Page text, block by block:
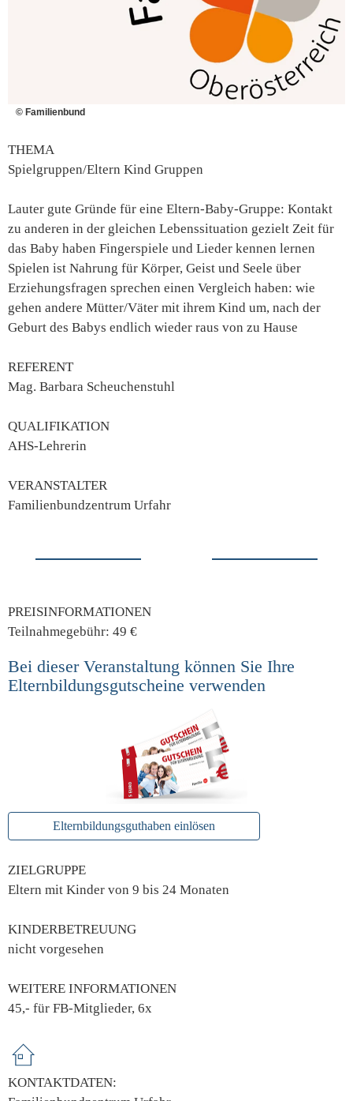
© Familienbund
THEMA
Spielgruppen/Eltern Kind Gruppen
Lauter gute Gründe für eine Eltern-Baby-Gruppe: Kontakt
zu anderen in der gleichen Lebenssituation gezielt Zeit für
das Baby haben Fingerspiele und Lieder kennen lernen
Spielen ist Nahrung für Körper, Geist und Seele über
Erziehungsfragen sprechen einen Vergleich haben: wie
gehen andere Mütter/Väter mit ihrem Kind um, nach der
Geburt des Babys endlich wieder raus von zu Hause
REFERENT
Mag. Barbara Scheuchenstuhl
QUALIFIKATION
AHS-Lehrerin
VERANSTALTER
Familienbundzentrum Urfahr
PREISINFORMATIONEN
Teilnahmegebühr: 49 €
Bei dieser Veranstaltung können Sie Ihre
Elternbildungsgutscheine verwenden
Elternbildungsguthaben einlösen
ZIELGRUPPE
Eltern mit Kinder von 9 bis 24 Monaten
KINDERBETREUUNG
nicht vorgesehen
WEITERE INFORMATIONEN
45,- für FB-Mitglieder, 6x
KONTAKTDATEN: